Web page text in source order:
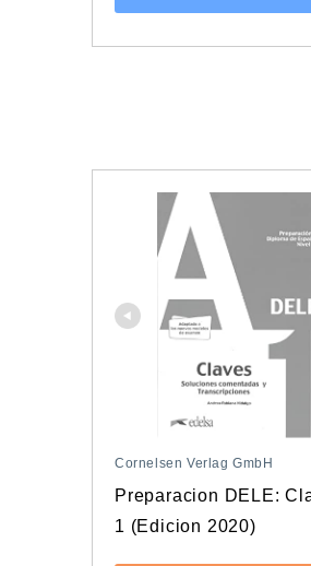
Cornelsen Verlag GmbH
Preparacion DELE:
1 (Edicion 2020)